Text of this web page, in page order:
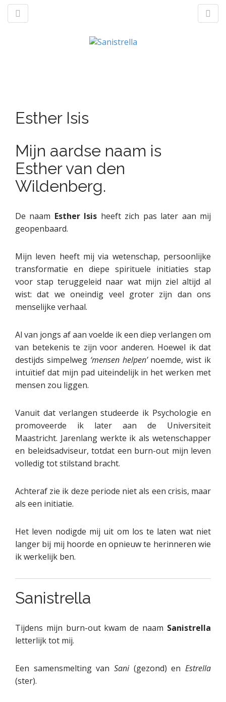
Esther Isis
Mijn aardse naam is
Esther van den
Wildenberg.
De naam Esther Isis heeft zich pas later aan mij
geopenbaard.
Mijn leven heeft mij via wetenschap, persoonlijke
transformatie en diepe spirituele initiaties stap
voor stap teruggeleid naar wat mijn ziel altijd al
wist: dat we oneindig veel groter zijn dan ons
menselijke verhaal.
Al van jongs af aan voelde ik een diep verlangen om
van betekenis te zijn voor anderen. Hoewel ik dat
destijds simpelweg ‘mensen helpen’noemde, wist ik
intuïtief dat mijn pad uiteindelijk in het werken met
mensen zou liggen.
Vanuit dat verlangen studeerde ik Psychologie en
promoveerde ik later aan de Universiteit
Maastricht. Jarenlang werkte ik als wetenschapper
en beleidsadviseur, totdat een burn-out mijn leven
volledig tot stilstand bracht.
Achteraf zie ik deze periode niet als een crisis, maar
als een initiatie.
Het leven nodigde mij uit om los te laten wat niet
langer bij mij hoorde en opnieuw te herinneren wie
ik werkelijk ben.
Sanistrella
Tijdens mijn burn-out kwam de naam Sanistrella
letterlijk tot mij.
Een samensmelting van Sani(gezond) en Estrella
(ster).